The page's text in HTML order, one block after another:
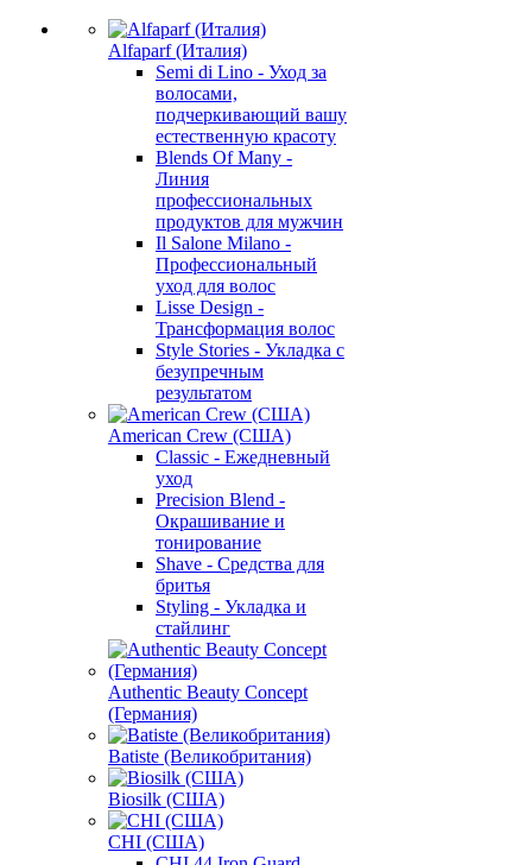
Alfaparf (Италия)
Semi di Lino - Уход за
волосами,
подчеркивающий вашу
естественную красоту
Blends Of Many -
Линия
профессиональных
продуктов для мужчин
Il Salone Milano -
Профессиональный
уход для волос
Lisse Design -
Трансформация волос
Style Stories - Укладка с
безупречным
результатом
American Crew (США)
Classic - Ежедневный
уход
Precision Blend -
Окрашивание и
тонирование
Shave - Средства для
бритья
Styling - Укладка и
стайлинг
Authentic Beauty Concept
(Германия)
Batiste (Великобритания)
Biosilk (США)
CHI (США)